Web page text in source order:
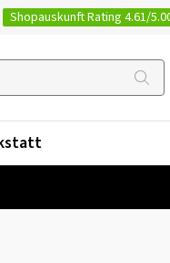
Shopauskunft Rating 4.61/